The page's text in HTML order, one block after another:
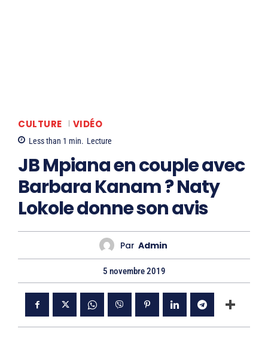
CULTURE VIDÉO
Less than 1 min. Lecture
JB Mpiana en couple avec
Barbara Kanam ? Naty
Lokole donne son avis
Par Admin
5 novembre 2019